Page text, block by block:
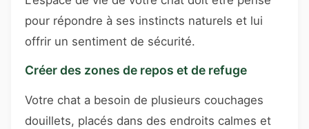
pour répondre à ses instincts naturels et lui
offrir un sentiment de sécurité.
Créer des zones de repos et de refuge
Votre chat a besoin de plusieurs couchages
douillets, placés dans des endroits calmes et